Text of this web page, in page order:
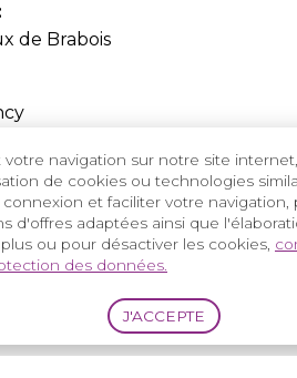
votre navigation sur notre site
de cookies ou technologies
et faciliter votre
d'offres adaptées ainsi que
ou pour désactiver les cookies,
des données.
de Brabois
les-centres#maladies-
soins-dentaires-